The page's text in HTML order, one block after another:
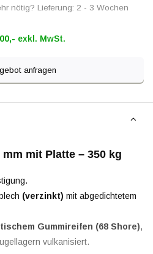
nötig? Lieferung: 2 - 3 Wochen
exkl. MwSt.
anfragen
mit Platte – 350 kg
(verzinkt) mit abgedichtetem
Gummireifen (68 Shore),
vulkanisiert.